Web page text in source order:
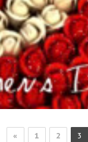
« 1 2 3